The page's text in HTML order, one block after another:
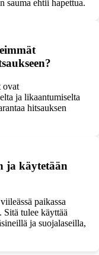
sauma ehtii hapettua.
ovat
ja likaantumiselta
hitsauksen
ja käytetään
paikassa
Sitä tulee käyttää
ja suojalaseilla,